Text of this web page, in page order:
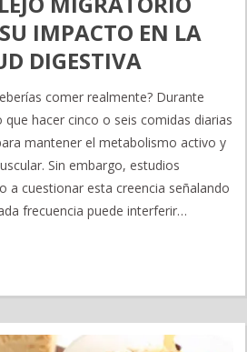
IMPACTO EN LA
DIGESTIVA
comer realmente? Durante
hacer cinco o seis comidas diarias
mantener el metabolismo activo y
Sin embargo, estudios
a cuestionar esta creencia señalando
frecuencia puede interferir…